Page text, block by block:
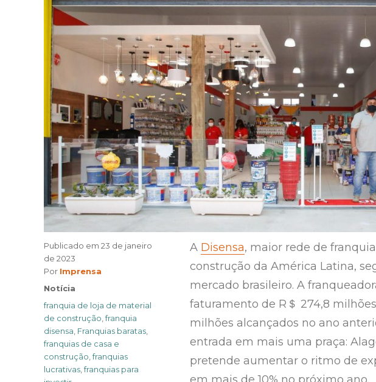
A Disensa, maior rede de
construção da América Latina,
mercado brasileiro. A
faturamento de R＄ 274,8
milhões alcançados no ano
entrada em mais uma praça:
pretende aumentar o ritmo de
Publicado em 23 de janeiro
de 2023
Por Author
Imprensa
Categories
Notícia
Tags
franquia de loja de material
de construção ,franquia
disensa Franquias baratas
franquias de casa e
construção ,franquias
lucrativas ,franquias para